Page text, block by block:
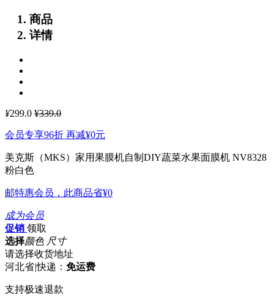
商品
详情
¥299.0 ¥339.0
会员专享96折 再减¥0元
美克斯（MKS）家用果膜机自制DIY蔬菜水果面膜机 NV8328
粉白色
邮特惠会员，此商品省¥0
成为会员
促销 领取
选择颜色 尺寸
请选择收货地址
河北省|快递： 免运费
支持极速退款